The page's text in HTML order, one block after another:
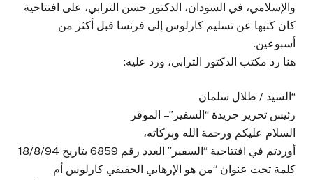
والإسلامي، في السودان، الدكتور حسن الترابي، على افتتاحية
كان كتبها عن تسليم كارلوس إلى فرنسا قبل أكثر من
أسبوعين.
هنا رد مكتب الدكتور الترابي، ورد عليه:
“السيد / طلال سلمان
رئيس تحرير جريدة “السفير” – الموقر
السلام عليكم ورحمة الله وبركاته،
أوردتم في افتتاحية “السفير” العدد رقم 6859 بتاريخ 18/8/94
كلمة تحت عنوان “من هو الإرهابي الحقيقي كارلوس أم